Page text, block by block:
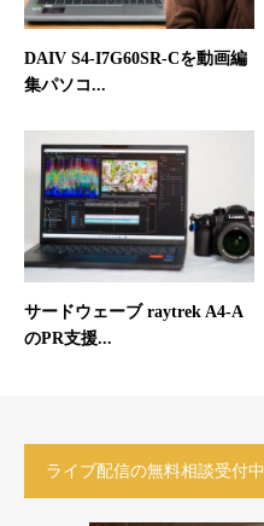
DAIV S4-I7G60SR-Cを動画編
集パソコ...
サードウェーブ raytrek A4-A
のPR支援...
ライブ配信の無料相談受付中